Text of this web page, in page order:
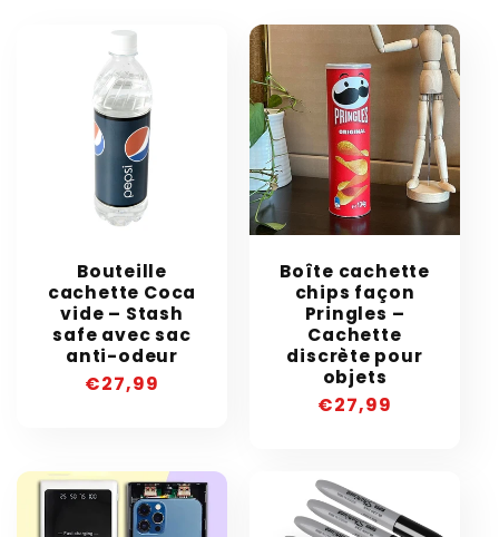
Bouteille
cachette Coca
vide – Stash
safe avec sac
anti-odeur
Prix
€27,99
Boîte cachette
chips façon
Pringles –
Cachette
discrète pour
objets
Prix
€27,99